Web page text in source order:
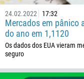
24.02.2022 17:32
Mercados em pânico
do ano em 1,1120
Os dados dos EUA vieram
seguro